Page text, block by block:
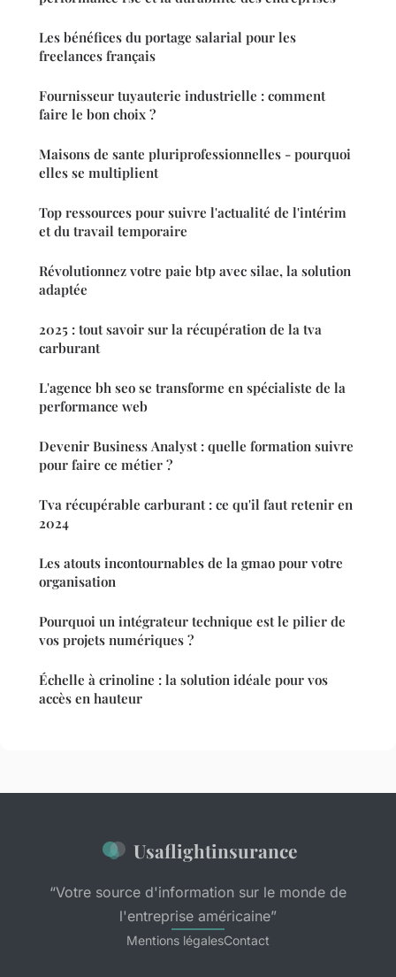
Les bénéfices du portage salarial pour les
freelances français
Fournisseur tuyauterie industrielle : comment
faire le bon choix ?
Maisons de sante pluriprofessionnelles - pourquoi
elles se multiplient
Top ressources pour suivre l'actualité de l'intérim
et du travail temporaire
Révolutionnez votre paie btp avec silae, la solution
adaptée
2025 : tout savoir sur la récupération de la tva
carburant
L'agence bh seo se transforme en spécialiste de la
performance web
Devenir Business Analyst : quelle formation suivre
pour faire ce métier ?
Tva récupérable carburant : ce qu'il faut retenir en
2024
Les atouts incontournables de la gmao pour votre
organisation
Pourquoi un intégrateur technique est le pilier de
vos projets numériques ?
Échelle à crinoline : la solution idéale pour vos
accès en hauteur
Usaflightinsurance
“Votre source d'information sur le monde de
l'entreprise américaine”
Mentions légalesContact